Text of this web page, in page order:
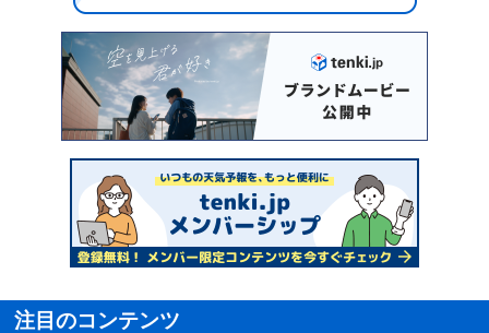
注目のコンテンツ